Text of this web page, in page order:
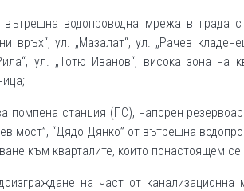
водопроводна мрежа в града
връх“, ул. „Мазалат“, ул. „Рачев
ул. „Тотю Иванов“, висока зона на
помпена станция (ПС), напорен
мост”, “Дядо Дянко” от вътрешна
към кварталите, които понастоящем
на част от канализационна